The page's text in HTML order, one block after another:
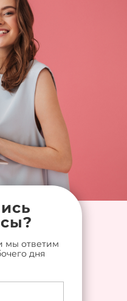
мы ответим
дня